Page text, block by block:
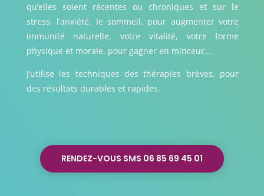
qu’elles soient récentes ou chroniques et sur le
stress, l’anxiété, le sommeil, pour augmenter votre
immunité naturelle, votre vitalité, votre forme
physique et morale, pour gagner en minceur…
J’utilise les techniques des thérapies brèves, pour
des résultats durables et rapides.
RENDEZ-VOUS SMS 06 85 69 45 01